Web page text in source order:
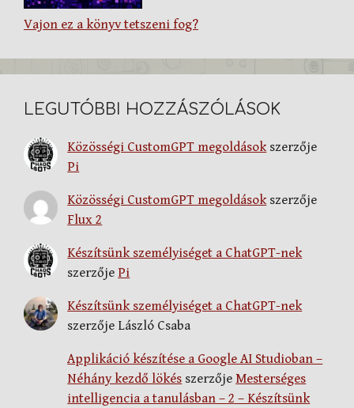
Vajon ez a könyv tetszeni fog?
LEGUTÓBBI HOZZÁSZÓLÁSOK
Közösségi CustomGPT megoldásokszerzője
Pi
Közösségi CustomGPT megoldásokszerzője
Flux 2
Készítsünk személyiséget a ChatGPT-nek
szerzője Pi
Készítsünk személyiséget a ChatGPT-nek
szerzője László Csaba
Applikáció készítése a Google AI Studioban –
Néhány kezdő lökés szerzőjeMesterséges
intelligencia a tanulásban – 2 – Készítsünk